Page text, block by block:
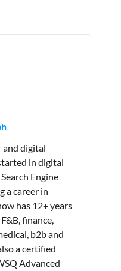
and digital
in digital
Engine
a career in
has 12+ years
finance,
b2b and
a certified
Advanced